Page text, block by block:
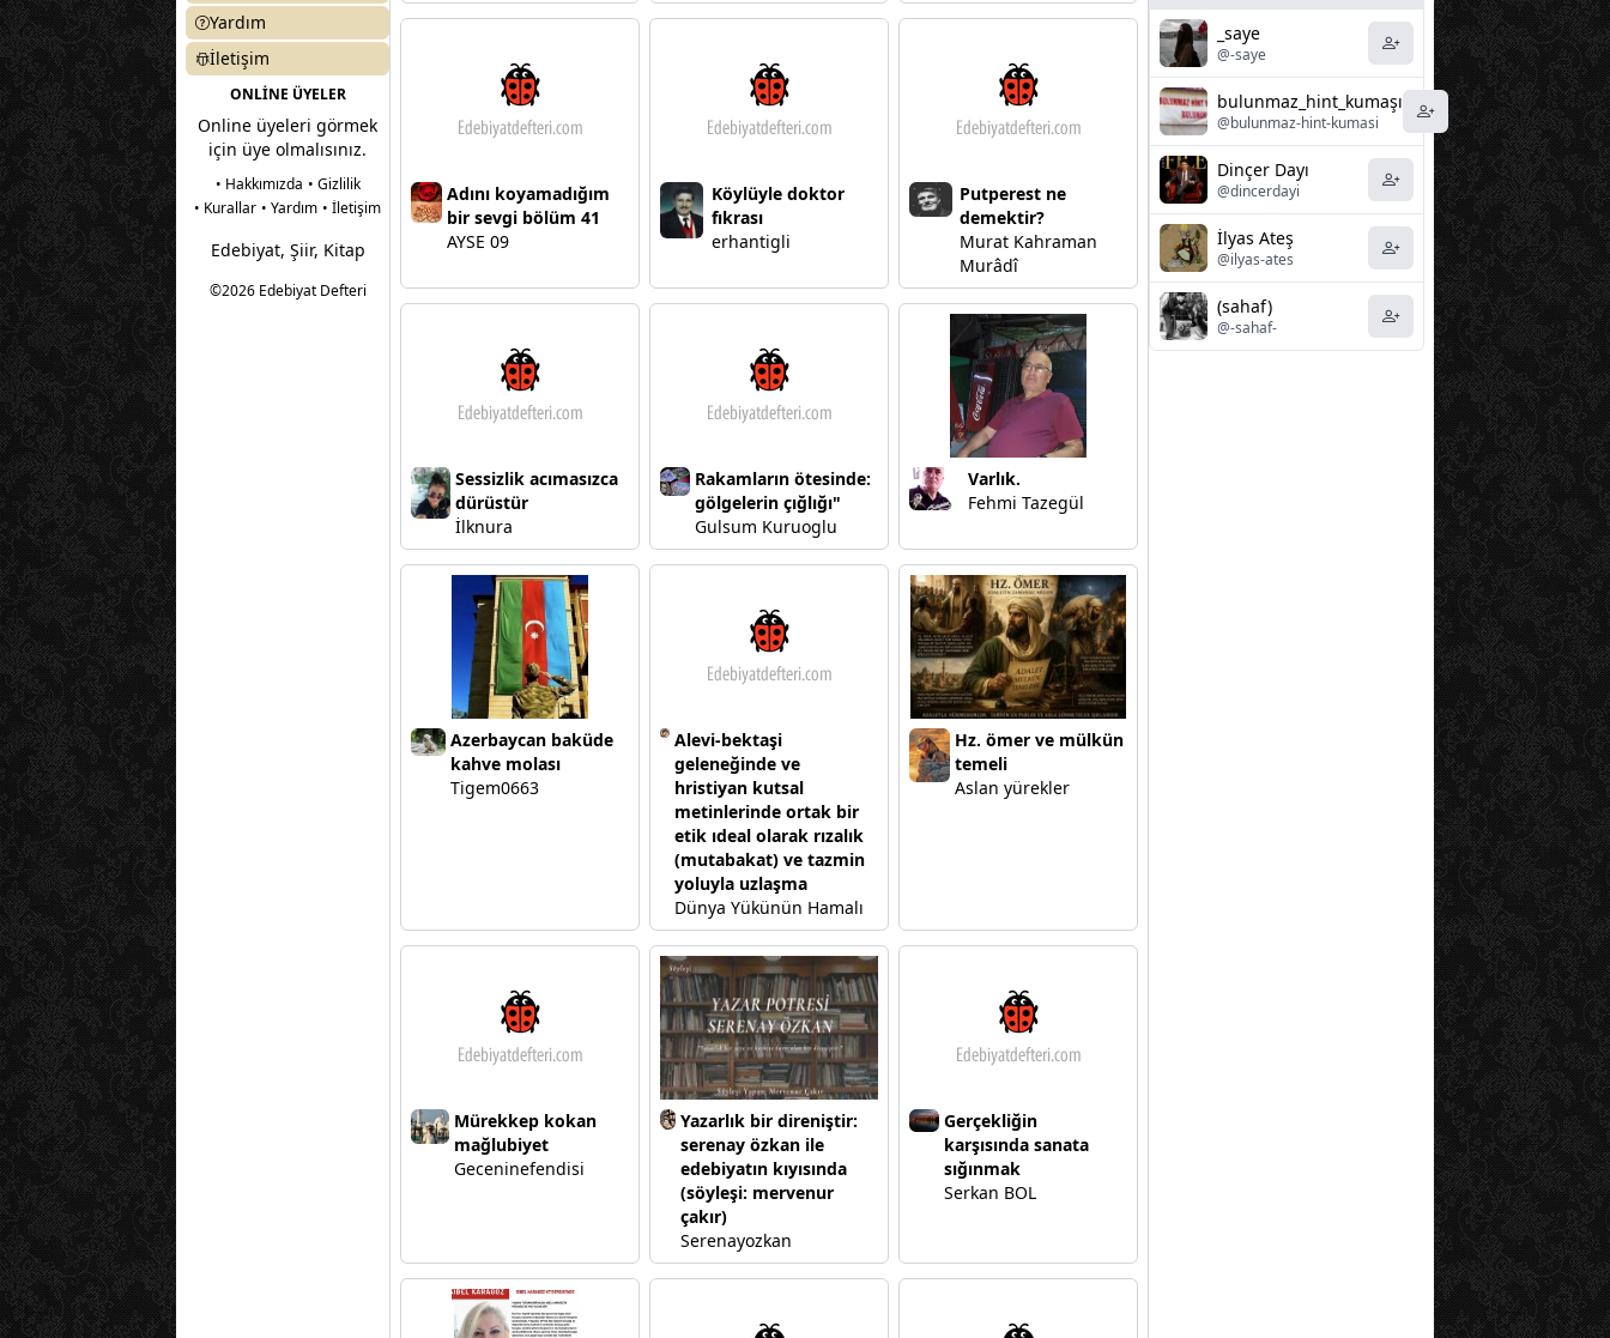
Yardım
İletişim
ONLİNE ÜYELER
Online üyeleri görmek
için üye olmalısınız.
• Hakkımızda • Gizlilik
• Kurallar • Yardım • İletişim
Edebiyat, Şiir, Kitap
©2026 Edebiyat Defteri
Adını koyamadığım
bir sevgi bölüm 41
AYSE 09
Köylüyle doktor
fıkrası
erhantigli
Putperest ne
demektir?
Murat Kahraman
Murâdî
Sessizlik acımasızca
dürüstür
İlknura
Rakamların ötesinde:
gölgelerin çığlığı"
Gulsum Kuruoglu
Varlık.
Fehmi Tazegül
Azerbaycan baküde
kahve molası
Tigem0663
Alevi-bektaşi
geleneğinde ve
hristiyan kutsal
metinlerinde ortak bir
etik ıdeal olarak rızalık
(mutabakat) ve tazmin
yoluyla uzlaşma
Dünya Yükünün Hamalı
Hz. ömer ve mülkün
temeli
Aslan yürekler
Mürekkep kokan
mağlubiyet
Geceninefendisi
Yazarlık bir direniştir:
serenay özkan ile
edebiyatın kıyısında
(söyleşi: mervenur
çakır)
Serenayozkan
Gerçekliğin
karşısında sanata
sığınmak
Serkan BOL
_saye
@-saye
bulunmaz_hint_kumaşı
@bulunmaz-hint-kumasi
Dinçer Dayı
@dincerdayi
İlyas Ateş
@ilyas-ates
(sahaf)
@-sahaf-